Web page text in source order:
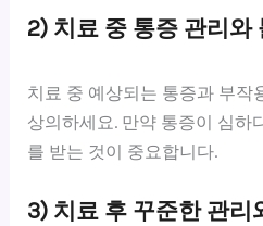
2) 치료 중 통증 관리와
치료 중 예상되는 통증과 부작
상의하세요. 만약 통증이 심하
를 받는 것이 중요합니다.
3) 치료 후 꾸준한 관리